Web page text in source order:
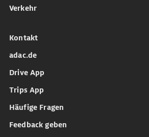
Verkehr
Kontakt
adac.de
Drive App
Trips App
Häufige Fragen
Feedback geben